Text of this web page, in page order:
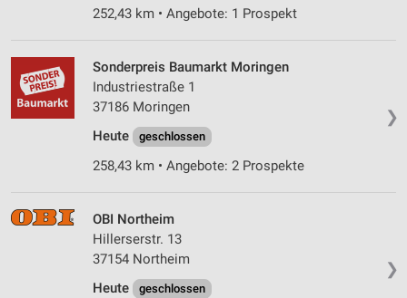
252,43 km • Angebote: 1 Prospekt
❯
Sonderpreis Baumarkt Moringen
Industriestraße 1
37186 Moringen
Heute
geschlossen
258,43 km • Angebote: 2 Prospekte
❯
OBI Northeim
Hillerserstr. 13
37154 Northeim
Heute
geschlossen